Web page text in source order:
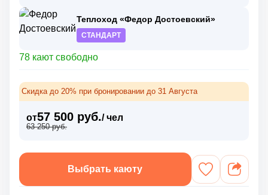
Теплоход «Федор Достоевский»
СТАНДАРТ
78 кают свободно
Скидка до 20% при бронировании до 31 Августа
от57 500 руб./ чел
63 250 руб.
Выбрать каюту